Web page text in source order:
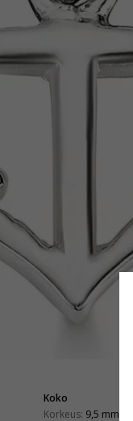
Koko
Korkeus: 9,5 mm